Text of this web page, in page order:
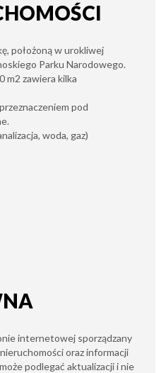
położoną w urokliwej
Parku Narodowego.
m2 zawiera kilka
pod
woda, gaz)
internetowej sporządzany
oraz informacji
podlegać aktualizacji i nie